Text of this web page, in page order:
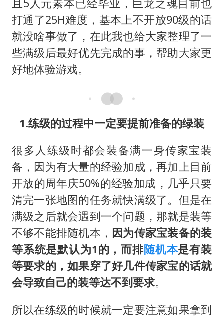
张本智和：零封向鹏不意外
今年第二强台风将带来多大影响
打通了25H难度，基本上不开放90级的话
就没啥事做了，在此我也给大家整理了一
些满级后最好优先完成的事，帮助大家更
好地体验游戏。
1.练级的过程中一定要提前准备的绿装
很多人练级时都会装备满一身传家宝装
备，因为有大量的经验加成，再加上目前
开放的周年庆50%的经验加成，几乎只要
清完一张地图的任务就快满级了。但是在
满级之后就会遇到一个问题，那就是装等
不够不能排随机本， 因为传家宝装备的装
等系统是默认为1的，而排随机本是有装
等要求的，如果穿了好几件传家宝的话就
会导致自己的装等达不到要求。
所以在练级的时候就一定要注意如果拿到